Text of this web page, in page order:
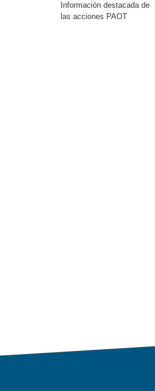
Información destacada de
las acciones PAOT